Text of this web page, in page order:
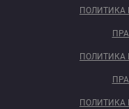
ПОЛИТИКА
ПОЛИТИКА
ПОЛИТИКА